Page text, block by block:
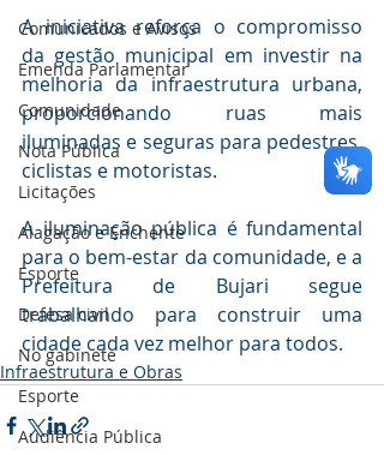
Comunicados e Avisos
Emenda Parlamentar
Comunidade
Nota Pública
Licitações
Alagação e Enchente
Esporte
Defesa civil
No gabinete
Esporte
Audiência Pública
A iniciativa reforça o compromisso
da gestão municipal em investir na
melhoria da infraestrutura urbana,
proporcionando ruas mais
iluminadas e seguras para pedestres,
ciclistas e motoristas.
A iluminação pública é fundamental
para o bem-estar da comunidade, e a
Prefeitura de Bujari segue
trabalhando para construir uma
cidade cada vez melhor para todos.
Infraestrutura e Obras